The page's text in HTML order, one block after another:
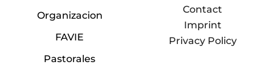
Organizacion
FAVIE
Pastorales
Contact
Imprint
Privacy Policy